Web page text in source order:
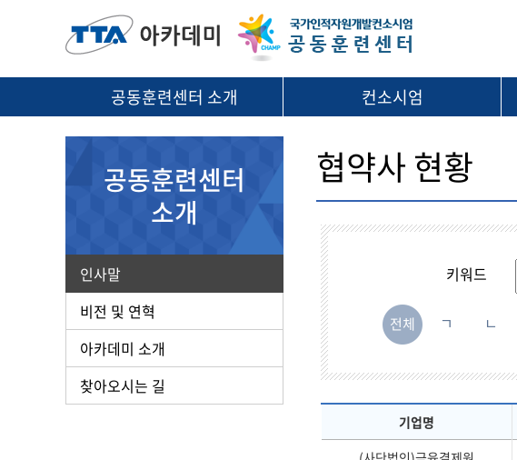
공동훈련센터 소개 컨소시엄
공동훈련센터
소개
인사말
비전 및 연혁
아카데미 소개
찾아오시는 길
협약사 현황
키워드
전체 ㄱ ㄴ
기업명